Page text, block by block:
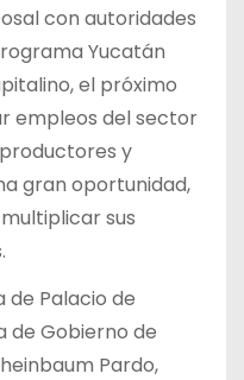
con autoridades
Yucatán
el próximo
empleos del sector
y
gran oportunidad,
sus
de Palacio de
de Gobierno de
Pardo,